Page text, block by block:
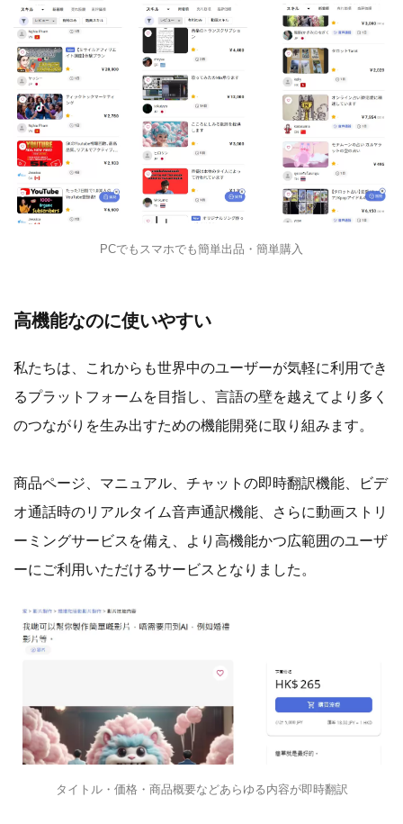
PCでもスマホでも簡単出品・簡単購入
高機能なのに使いやすい
私たちは、これからも世界中のユーザーが気軽に利用でき
るプラットフォームを目指し、言語の壁を越えてより多く
のつながりを生み出すための機能開発に取り組みます。
商品ページ、マニュアル、チャットの即時翻訳機能、ビデ
オ通話時のリアルタイム音声通訳機能、さらに動画ストリ
ーミングサービスを備え、より高機能かつ広範囲のユーザ
ーにご利用いただけるサービスとなりました。
タイトル・価格・商品概要などあらゆる内容が即時翻訳